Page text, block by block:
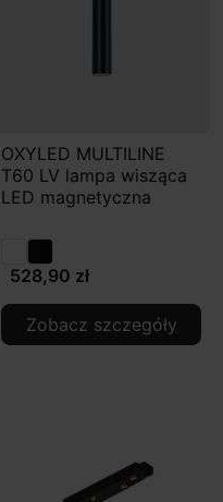
OXYLED MULTILINE
T60 LV lampa wisząca
LED magnetyczna
528,90 zł
Zobacz szczegóły